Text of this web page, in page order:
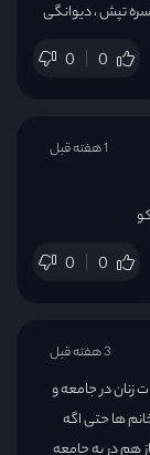
تپش ، دیوانگی
0 0
0 0
1 هفته قبل
زنان در جامعه و
ها حتی اگه
هم در یه جامعه
3 هفته قبل